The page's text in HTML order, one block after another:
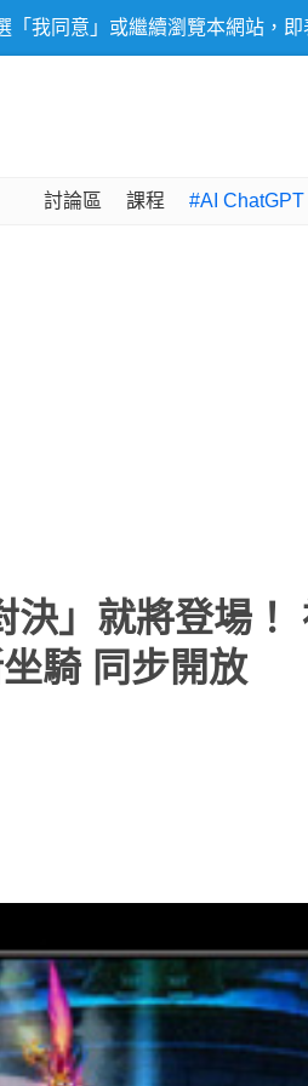
我同意」或繼續瀏覽本網站，
討論區 課程 #AI ChatGPT
決」就將登場
騎 同步開放